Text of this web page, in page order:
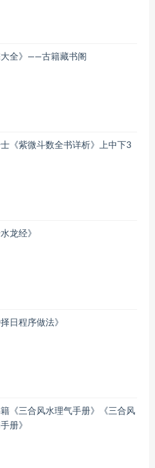
大全》——古籍藏书阁
《紫微斗数全书详析》上中下3
龙经》
择日程序做法》
《三合风水理气手册》《三合风
册》